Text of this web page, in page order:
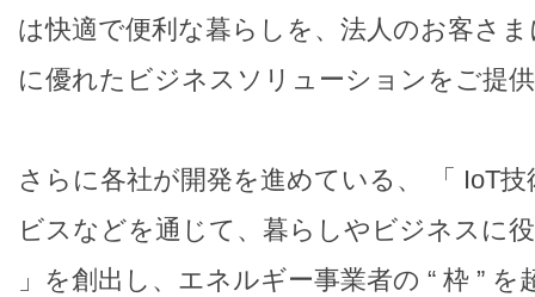
は快適で便利な暮らしを、法人のお客さ
に優れたビジネスソリューションをご提
さらに各社が開発を進めている、 「 IoT
ビスなどを通じて、暮らしやビジネスに
」を創出し、エネルギー事業者の “ 枠 ”